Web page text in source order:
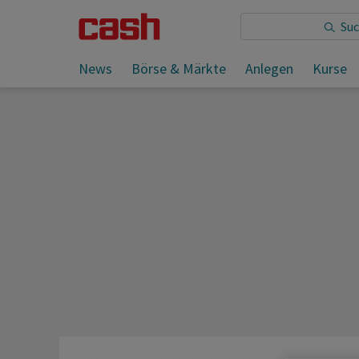
News Börse & Märkte Anlegen Kurse
Sie lesen: